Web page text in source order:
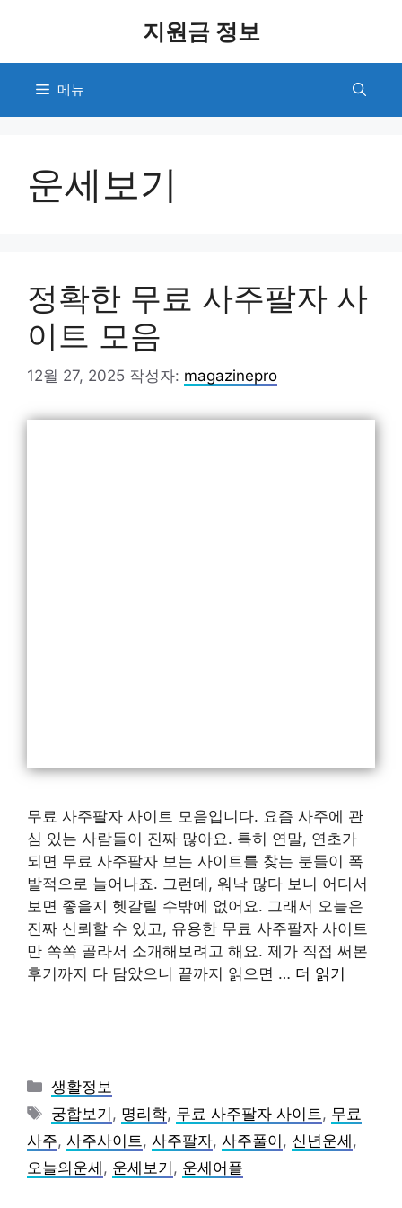
너
지원금 정보
메뉴
운세보기
정확한 무료 사주팔자 사
이트 모음
12월 27, 2025 작성자: magazinepro
무료 사주팔자 사이트 모음입니다. 요즘 사주에 관
심 있는 사람들이 진짜 많아요. 특히 연말, 연초가
되면 무료 사주팔자 보는 사이트를 찾는 분들이 폭
발적으로 늘어나죠. 그런데, 워낙 많다 보니 어디서
보면 좋을지 헷갈릴 수밖에 없어요. 그래서 오늘은
진짜 신뢰할 수 있고, 유용한 무료 사주팔자 사이트
만 쏙쏙 골라서 소개해보려고 해요. 제가 직접 써본
후기까지 다 담았으니 끝까지 읽으면 … 더 읽기
카
테
고
리
생활정보
태
그
궁합보기 , 명리학, 무료 사주팔자 사이트, 무료
사주, 사주사이트, 사주팔자, 사주풀이 , 신년운세 ,
오늘의운세 , 운세보기 , 운세어플